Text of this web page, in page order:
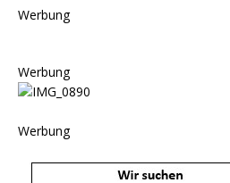
Werbung
Werbung
Werbung